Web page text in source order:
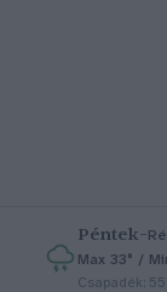
Péntek–
Max 33° /
Csapadék: